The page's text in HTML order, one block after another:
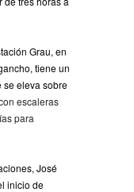
Grau, en
tiene un
se eleva sobre
escaleras
para
José
inicio de